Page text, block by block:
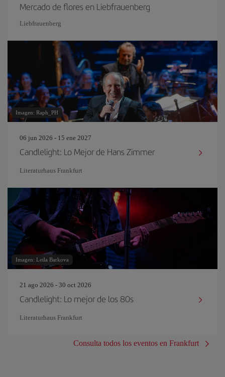
Mercado de flores en Liebfrauenberg
Liebfrauenberg
Imagen: Raph_PH
06 jun 2026 - 15 ene 2027
Candlelight: Lo Mejor de Hans Zimmer
Literaturhaus Frankfurt
Imagen: Leila Barkova
21 ago 2026 - 30 oct 2026
Candlelight: Lo mejor de los 80s
Literaturhaus Frankfurt
Consulta todos los eventos en Frankfurt